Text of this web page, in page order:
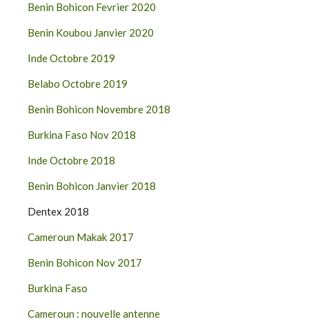
Benin Bohicon Fevrier 2020
Benin Koubou Janvier 2020
Inde Octobre 2019
Belabo Octobre 2019
Benin Bohicon Novembre 2018
Burkina Faso Nov 2018
Inde Octobre 2018
Benin Bohicon Janvier 2018
Dentex 2018
Cameroun Makak 2017
Benin Bohicon Nov 2017
Burkina Faso
Cameroun : nouvelle antenne